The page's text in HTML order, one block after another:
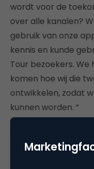
wordt voor de
over alle kanalen?
gebruik van onze
kennis en kunde
Tour bezoekers.
komen hoe wij die
ontwikkelen, zodat
kunnen worden. “
Volgens Nicole